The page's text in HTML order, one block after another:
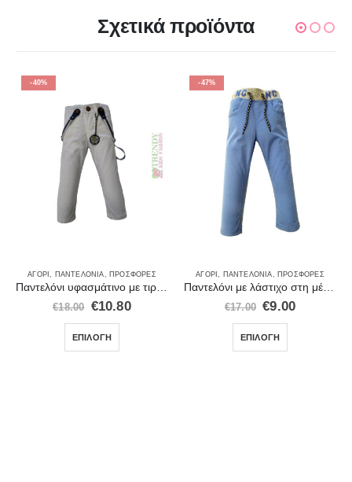
Σχετικά προϊόντα
-40%
ΑΓΌΡΙ ΠΑΝΤΕΛΌΝΙΑ ΠΡΟΣΦΟΡΈΣ
€18.00 €10.80
ΕΠΙΛΟΓΉ
-47%
ΑΓΌΡΙ ΠΑΝΤΕΛΌΝΙΑ ΠΡΟΣΦΟΡΈΣ
€17.00 €9.00
ΕΠΙΛΟΓΉ